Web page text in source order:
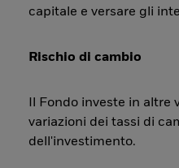
capitale e versare gli
Rischio di cambio
Il Fondo investe in altre
variazioni dei tassi di
dell'investimento.